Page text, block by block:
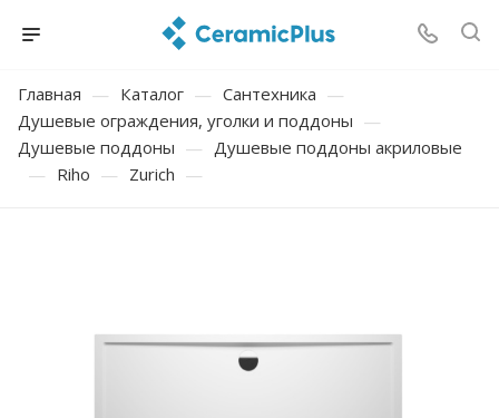
Главная — Каталог — Сантехника —
Душевые ограждения, уголки и поддоны —
Душевые поддоны — Душевые поддоны акриловые
— Riho — Zurich —